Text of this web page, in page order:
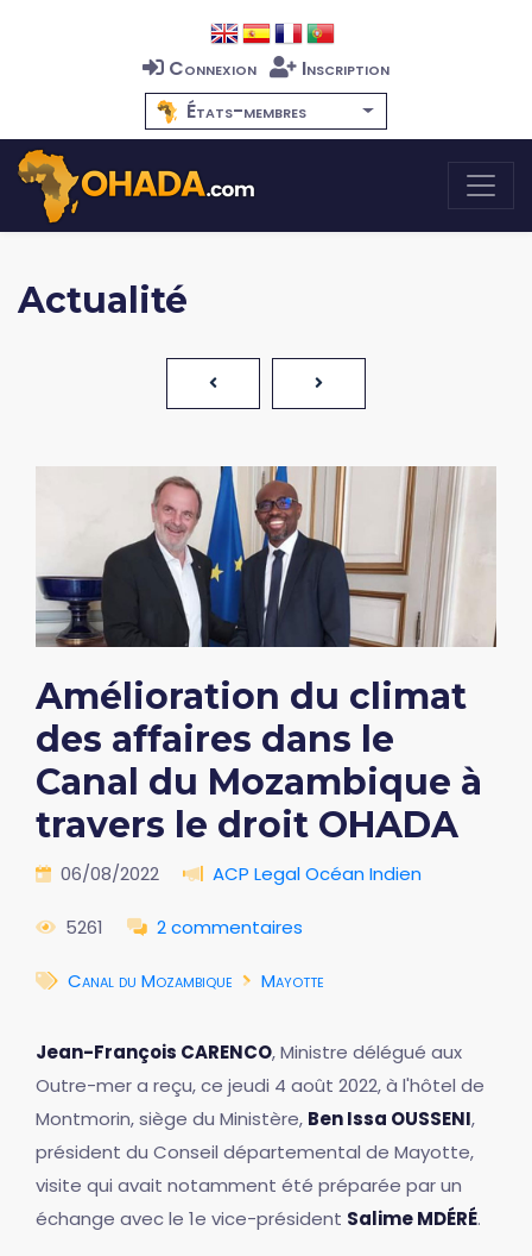
Connexion
Inscription
États-membres
Actualité
Amélioration du climat
des affaires dans le
Canal du Mozambique à
travers le droit OHADA
06/08/2022 ACP Legal Océan Indien
5261 2 commentaires
Canal du Mozambique Mayotte
Jean-François CARENCO, Ministre délégué aux
Outre-mer a reçu, ce jeudi 4 août 2022, à l'hôtel de
Montmorin, siège du Ministère, Ben Issa OUSSENI,
président du Conseil départemental de Mayotte,
visite qui avait notamment été préparée par un
échange avec le 1e vice-président Salime MDÉRÉ.